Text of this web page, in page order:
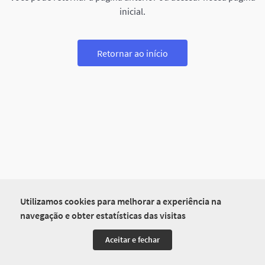
Utilizamos cookies para melhorar a experiência na
navegação e obter estatísticas das visitas
Aceitar e fechar
inicial.
Retornar ao início